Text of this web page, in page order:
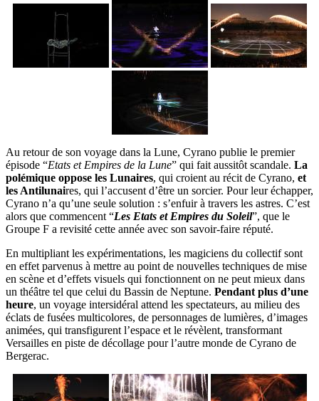
Au retour de son voyage dans la Lune, Cyrano publie le premier
épisode “Etats et Empires de la Lune” qui fait aussitôt scandale. La
polémique oppose les Lunaires, qui croient au récit de Cyrano, et
les Antilunaires, qui l’accusent d’être un sorcier. Pour leur échapper,
Cyrano n’a qu’une seule solution : s’enfuir à travers les astres. C’est
alors que commencent “Les Etats et Empires du Soleil”, que le
Groupe F a revisité cette année avec son savoir-faire réputé.
En multipliant les expérimentations, les magiciens du collectif sont
en effet parvenus à mettre au point de nouvelles techniques de mise
en scène et d’effets visuels qui fonctionnent on ne peut mieux dans
un théâtre tel que celui du Bassin de Neptune. Pendant plus d’une
heure, un voyage intersidéral attend les spectateurs, au milieu des
éclats de fusées multicolores, de personnages de lumières, d’images
animées, qui transfigurent l’espace et le révèlent, transformant
Versailles en piste de décollage pour l’autre monde de Cyrano de
Bergerac.